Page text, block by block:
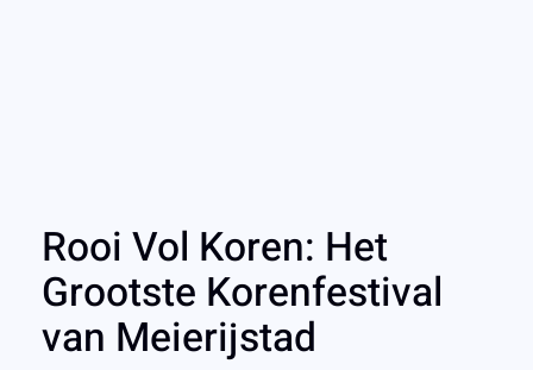
Rooi Vol Koren: Het
Grootste Korenfestival
van Meierijstad